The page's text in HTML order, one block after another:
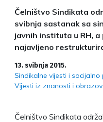
Čelništvo Sindikata
svibnja sastanak sa
javnih instituta u RH,
najavljeno
13. svibnja 2015.
Sindikalne vijesti i
Vijesti iz znanosti i
Čelništvo Sindikata